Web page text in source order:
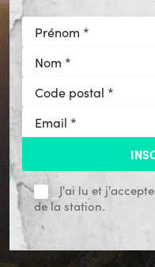
J'ai lu et
de la station.